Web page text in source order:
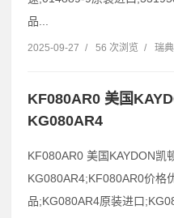
品...
2025-09-27 / 56 次浏览 / 瑞
KF080AR0 美国
KG080AR4
KF080AR0 美国KAYDON凯
KG080AR4;KF080AR0价格
品;KG080AR4原装进口